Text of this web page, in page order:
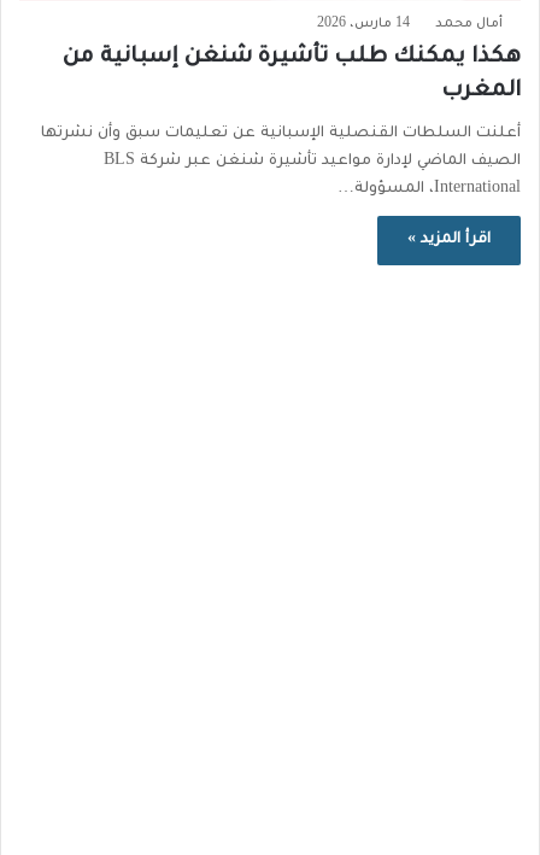
أمال محمد 14 مارس، 2026
هكذا يمكنك طلب تأشيرة شنغن إسبانية من
المغرب
أعلنت السلطات القنصلية الإسبانية عن تعليمات سبق وأن نشرتها
الصيف الماضي لإدارة مواعيد تأشيرة شنغن عبر شركة BLS
International، المسؤولة…
اقرأ المزيد »